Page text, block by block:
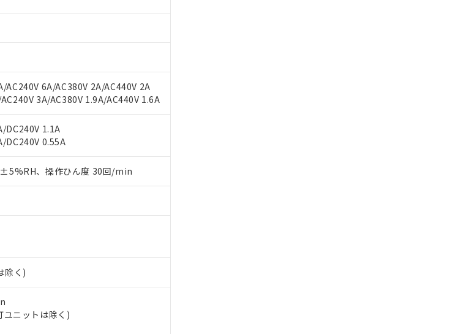
6A/AC380V 2A/AC440V 2A
3A/AC380V 1.9A/AC440V 1.6A
DC240V 1.1A
DC240V 0.55A
、操作ひん度 30回/min
除く)
ニットは除く)
扱商品の当社在庫状況および標準価格(税抜)を提供させていただ
、本サービスの対象外となる商品もあることをご了承ください。
客様のお取引先、またはお客様担当のオムロン制御機器販売店・
の事前の承諾なく第三者に漏洩または開示しないようお願いしま
ービス）をご利用いただくには、I-Webメンバーズにご登録され
ご登録された部品リストについて、当社および当社の共同利用者
お客様との取引・商談に必要な範囲で利用することをご了承くだ
1000ppm以下、フタル酸ブチルベンジル（BBP） 1000ppm以下、フタル酸ジブチ
(DIBP) 1000ppm以下
る適用除外項目は除く。
意図的な使用がないことを確認しています。
月が前後することがあります。
るもので、過去に遡って非含有を証明するものではありません。
物質の対応では、対応完了までの期間は出荷製品に未対応品が
しておりました。
ていることから、特段のことがない限り、2022年1月12日よ
の基準値を超えていることを示します。
ウム) : 100ppm、
準値以下であることを示します。
い合わせください。
国為替および外国貿易法に定める商品（以下｢規制貨物等」とい
ル、化学兵器、生物兵器またはその他武器並びにこれらの製造装
る場合は、上記1、2および3の内容を当該第三者に通知します。
ては、お客様のお取引先、またはお客様担当のオムロン制御
認ください)
情報を公開していない機種